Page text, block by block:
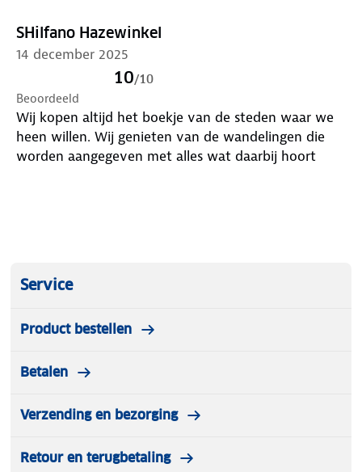
SHilfano Hazewinkel
14 december 2025
10/10
Beoordeeld
Wij kopen altijd het boekje van de steden waar we
heen willen. Wij genieten van de wandelingen die
worden aangegeven met alles wat daarbij hoort
Service
Product bestellen
Betalen
Verzending en bezorging
Retour en terugbetaling